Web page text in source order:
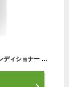
h&s for men(エイチアンドエスフォーメン) 薬用コンディショナー ボリュームアップ プレミアムスカルプケア 本体ポンプ 370ml